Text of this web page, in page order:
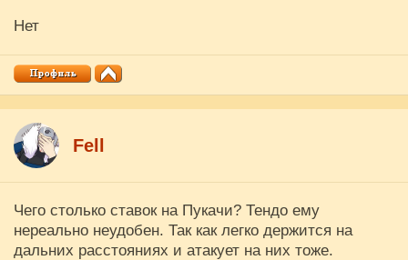
Нет
Fell
Чего столько ставок на Пукачи? Тендо ему
нереально неудобен. Так как легко держится на
дальних расстояниях и атакует на них тоже.